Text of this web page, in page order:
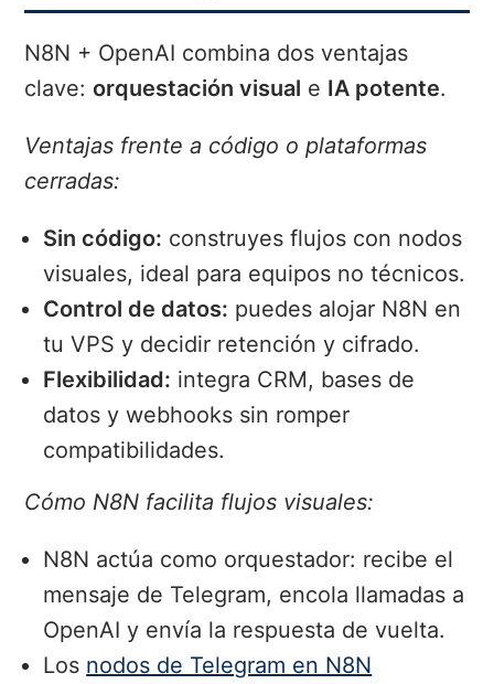
N8N + OpenAI combina dos ventajas
clave:orquestación visual e IA potente.
Ventajas frente a código o plataformas
cerradas:
Sin código: construyes flujos con nodos
visuales, ideal para equipos no técnicos.
Control de datos: puedes alojar N8N en
tu VPS y decidir retención y cifrado.
Flexibilidad: integra CRM, bases de
datos y webhooks sin romper
compatibilidades.
Cómo N8N facilita flujos visuales:
N8N actúa como orquestador: recibe el
mensaje de Telegram, encola llamadas a
OpenAI y envía la respuesta de vuelta.
Los nodos de Telegram en N8N